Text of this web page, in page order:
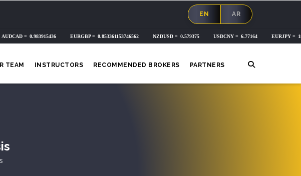
EN AR
TEAM INSTRUCTORS RECOMMENDED BROKERS PARTNERS